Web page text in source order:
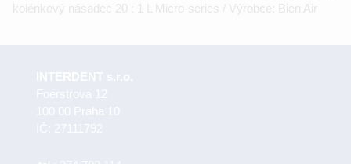
kolénkový násadec 20 : 1 L Micro-series / Výrobce: Bien Air